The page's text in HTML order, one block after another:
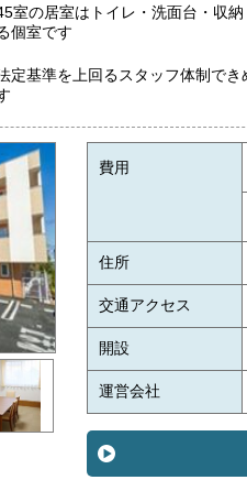
室の居室はトイレ・洗面台・収
個室です
定基準を上回るスタッフ体制で
費用
住所
交通アクセス
開設
運営会社